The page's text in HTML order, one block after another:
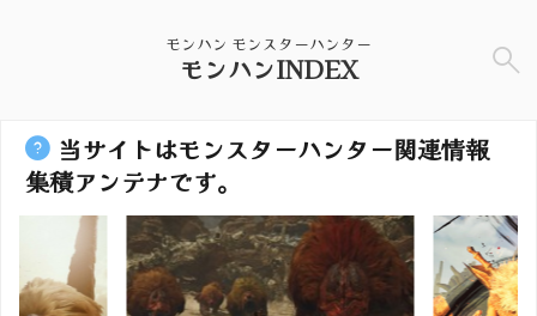
モンハン モンスターハンター
モンハンINDEX
当サイトはモンスターハンター関連情報
集積アンテナです。